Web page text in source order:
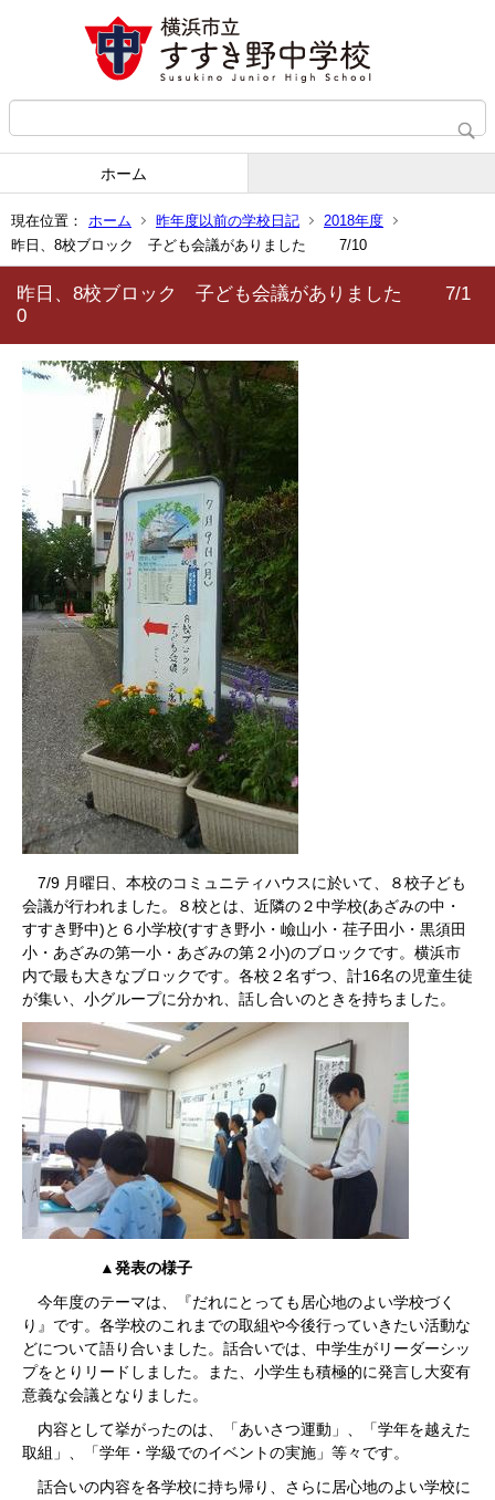
ホーム
現在位置： ホーム 昨年度以前の学校日記
2018年度
昨日、8校ブロック 子ども会議がありました 7/10
昨日、8校ブロック 子ども会議がありました 7/1
0
7/9 月曜日、本校のコミュニティハウスに於いて、８校子ども
会議が行われました。８校とは、近隣の２中学校(あざみの中・
すすき野中)と６小学校(すすき野小・嶮山小・荏子田小・黒須田
小・あざみの第一小・あざみの第２小)のブロックです。横浜市
内で最も大きなブロックです。各校２名ずつ、計16名の児童生徒
が集い、小グループに分かれ、話し合いのときを持ちました。
▲発表の様子
今年度のテーマは、『だれにとっても居心地のよい学校づく
り』です。各学校のこれまでの取組や今後行っていきたい活動な
どについて語り合いました。話合いでは、中学生がリーダーシッ
プをとりリードしました。また、小学生も積極的に発言し大変有
意義な会議となりました。
内容として挙がったのは、「あいさつ運動」、「学年を越えた
取組」、「学年・学級でのイベントの実施」等々です。
話合いの内容を各学校に持ち帰り、さらに居心地のよい学校に